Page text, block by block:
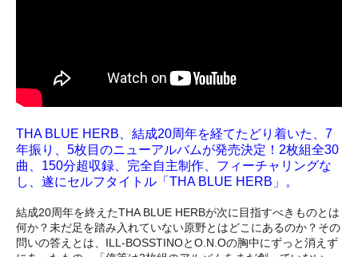
THA BLUE HERB、結成20周年を経てたどり着いた、7
年振り、5枚目のニューアルバムが発売決定！2枚組全30
曲、150分超収録、完全自主制作、フィーチャリングな
し、遂にセルフタイトル「THA BLUE HERB」。
結成20周年を終えたTHA BLUE HERBが次に目指すべきものとは
何か？未だ足を踏み入れていない原野とはどこにあるのか？その
問いの答えとは、ILL-BOSSTINOとO.N.Oの胸中にずっと消えず